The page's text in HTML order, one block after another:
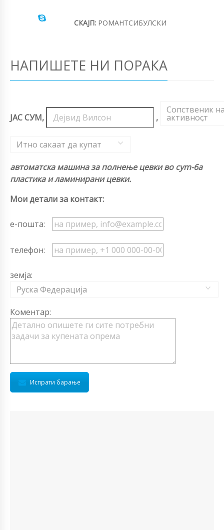
СКАЈП: РОМАНТСИБУЛСКИ
НАПИШЕТЕ НИ ПОРАКА
ЈАС СУМ, ,
Сопственик
активност
,
Итно сакаат да купат
автоматска машина за полнење цевки во cym-6a
пластика и ламинирани цевки.
Мои детали за контакт:
е-пошта:
телефон:
земја:
Руска Федерација
Коментар:
Испрати барање